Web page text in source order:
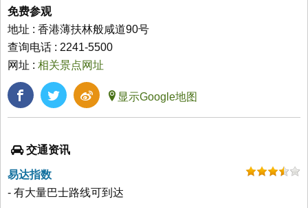
免费参观
地址 : 香港薄扶林般咸道90号
查询电话 : 2241-5500
网址 : 相关景点网址
显示Google地图
交通资讯
易达指数
- 有大量巴士路线可到达